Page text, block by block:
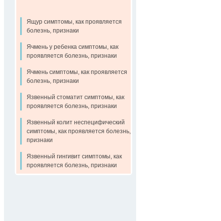
Ящур симптомы, как проявляется
болезнь, признаки
Ячмень у ребенка симптомы, как
проявляется болезнь, признаки
Ячмень симптомы, как проявляется
болезнь, признаки
Язвенный стоматит симптомы, как
проявляется болезнь, признаки
Язвенный колит неспецифический
симптомы, как проявляется болезнь,
признаки
Язвенный гингивит симптомы, как
проявляется болезнь, признаки